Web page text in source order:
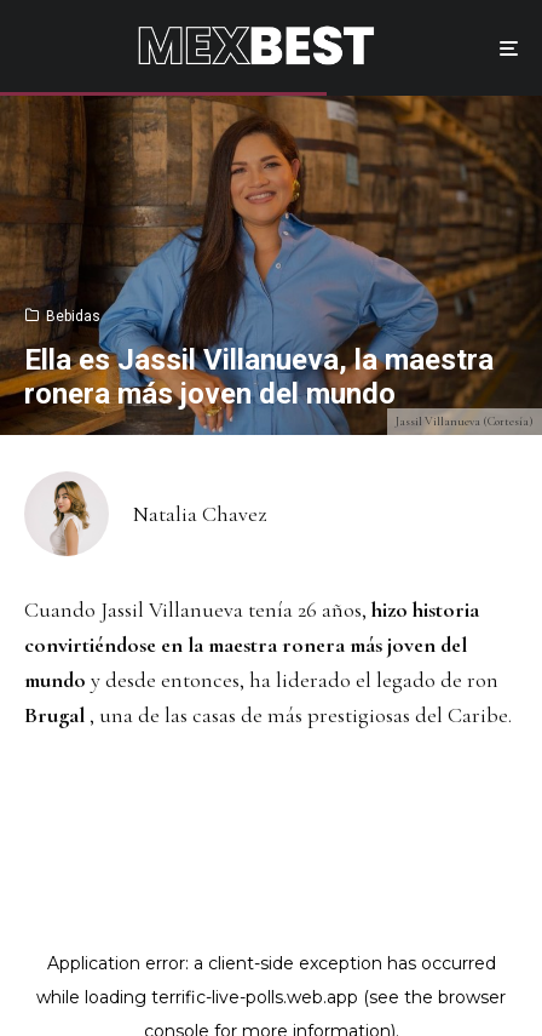
Jassil Villanueva (Cortesía)
Bebidas
Ella es Jassil Villanueva, la maestra
ronera más joven del mundo
Natalia Chavez
Cuando Jassil Villanueva tenía 26 años, hizo historia
convirtiéndose en la maestra ronera más joven del
mundo y desde entonces, ha liderado el legado de ron
Brugal , una de las casas de más prestigiosas del Caribe.